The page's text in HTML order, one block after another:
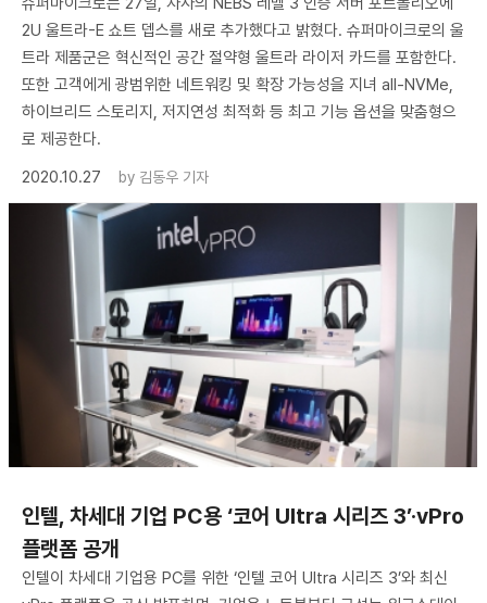
2U 울트라-E 쇼트 뎁스를 새로 추가했다고 밝혔다. 슈퍼마이크로의 울
트라 제품군은 혁신적인 공간 절약형 울트라 라이저 카드를 포함한다.
또한 고객에게 광범위한 네트워킹 및 확장 가능성을 지녀 all-NVMe,
하이브리드 스토리지, 저지연성 최적화 등 최고 기능 옵션을 맞춤형으
로 제공한다.
2020.10.27
by 김동우 기자
인텔, 차세대 기업 PC용 ‘코어 Ultra 시리즈 3’·vPro
플랫폼 공개
인텔이 차세대 기업용 PC를 위한 ‘인텔 코어 Ultra 시리즈 3’와 최신